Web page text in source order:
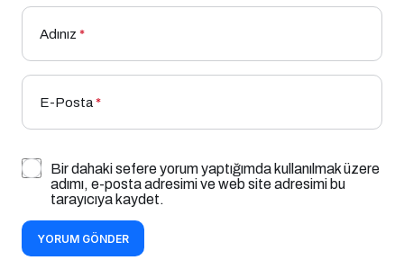
Adınız *
E-Posta*
Bir dahaki sefere yorum yaptığımda kullanılmak üzere
adımı, e-posta adresimi ve web site adresimi bu
tarayıcıya kaydet.
YORUM GÖNDER